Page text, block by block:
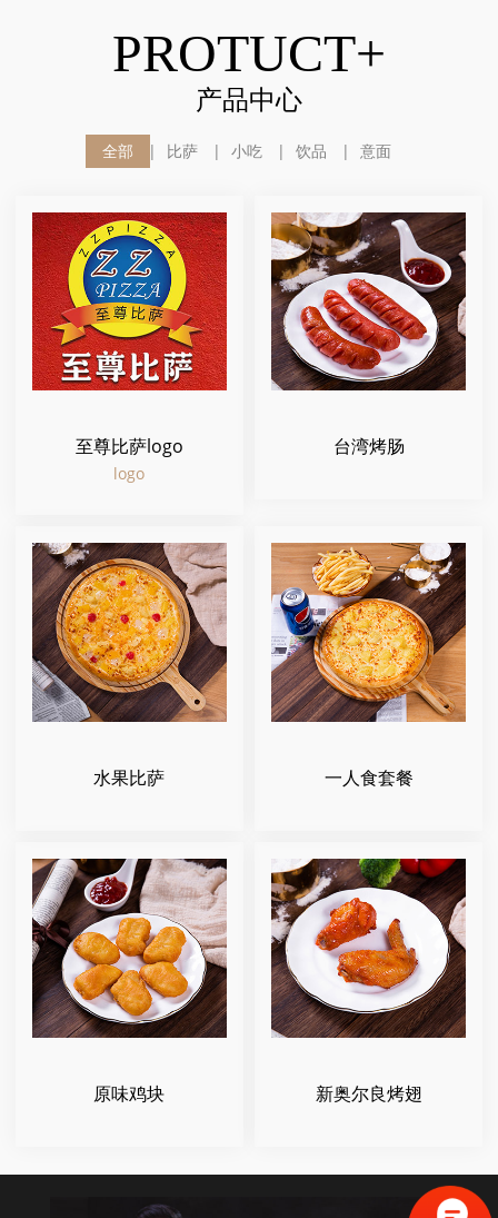
PROTUCT+
产品中心
全部 比萨 小吃 饮品 意面
至尊比萨logo
logo
台湾烤肠
水果比萨 一人食套餐
原味鸡块 新奥尔良烤翅